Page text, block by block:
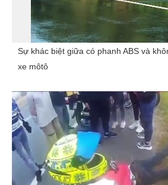
Sự khác biệt giữa có phanh ABS và
xe môtô